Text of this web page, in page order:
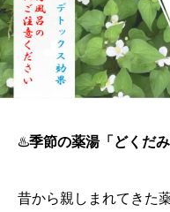
♨️季節の薬湯「どくだみ
昔から親しまれてきた